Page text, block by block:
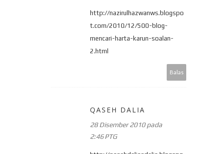
http://nazirulhazwanws.blogspo
t.com/2010/12/500-blog-
mencari-harta-karun-soalan-
2.html
Balas
QASEH DALIA
28 Disember 2010 pada
2:46 PTG